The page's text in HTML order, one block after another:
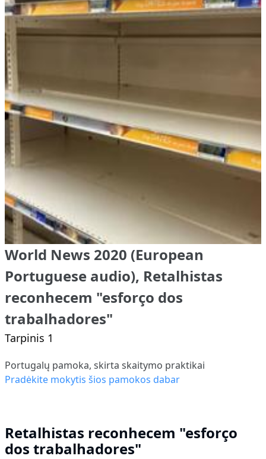
World News 2020 (European
Portuguese audio), Retalhistas
reconhecem "esforço dos
trabalhadores"
Tarpinis 1
Portugalų pamoka, skirta skaitymo praktikai
Pradėkite mokytis šios pamokos dabar
Retalhistas reconhecem "esforço
dos trabalhadores"